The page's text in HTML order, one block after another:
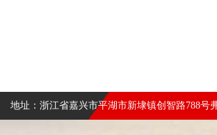
地址：浙江省嘉兴市平湖市新埭镇创智路788号